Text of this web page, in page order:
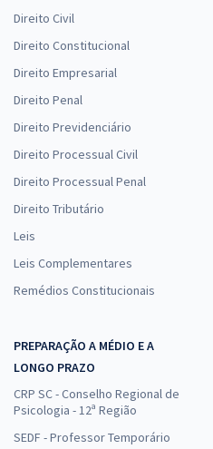
Direito Civil
Direito Constitucional
Direito Empresarial
Direito Penal
Direito Previdenciário
Direito Processual Civil
Direito Processual Penal
Direito Tributário
Leis
Leis Complementares
Remédios Constitucionais
PREPARAÇÃO A MÉDIO E A
LONGO PRAZO
CRP SC - Conselho Regional de
Psicologia - 12ª Região
SEDF - Professor Temporário